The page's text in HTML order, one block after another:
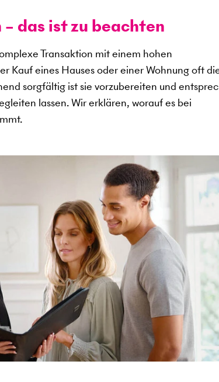
das ist zu beachten
Transaktion mit einem hohen
Kauf eines Hauses oder einer Wohnung oft
sorgfältig ist sie vorzubereiten und
lassen. Wir erklären, worauf es bei